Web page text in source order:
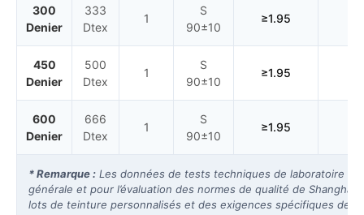
300
Denier
333
Dtex
1
S
90±10
≥1.95
450
Denier
500
Dtex
1
S
90±10
≥1.95
600
Denier
666
Dtex
1
S
90±10
≥1.95
* Remarque : Les données de tests techniques de laboratoire
générale et pour l’évaluation des normes de qualité de
lots de teinture personnalisés et des exigences spécifiques de